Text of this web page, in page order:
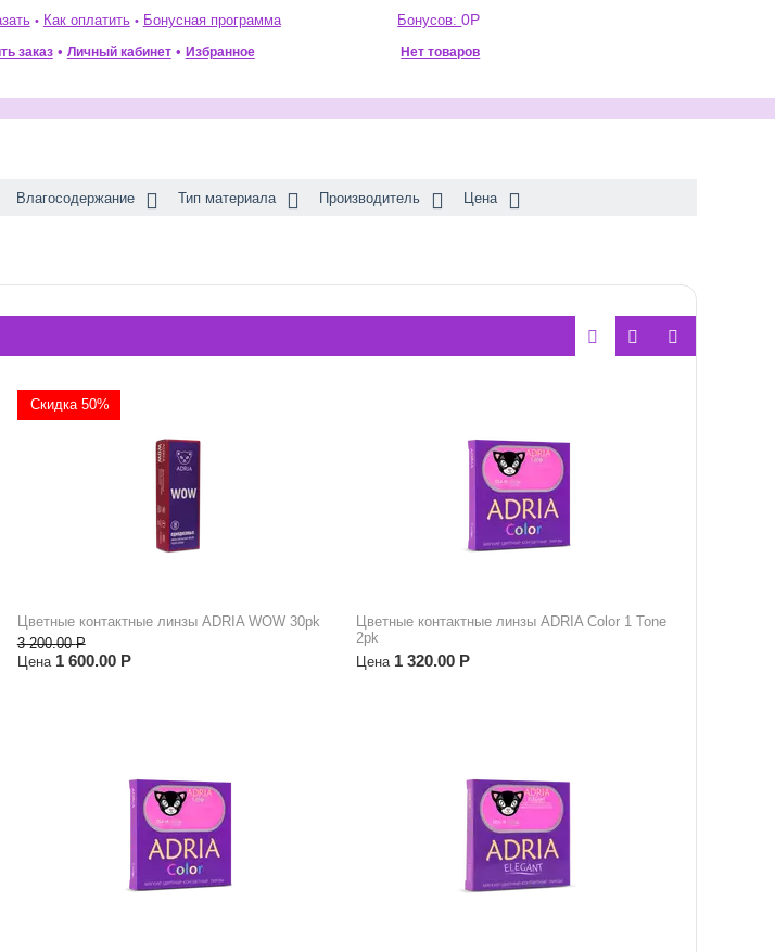
• Как оплатить • Бонусная программа
заказ• Личный кабинет• Избранное
Бонусов:0Р
Нет товаров
Влагосодержание Тип материала Производитель Цена
Скидка 50%
Цветные контактные линзы ADRIA WOW 30pk
3 200.00 Р
Цена 1 600.00 Р
Цветные контактные линзы ADRIA Color 1 Tone
2pk
Цена 1 320.00 Р